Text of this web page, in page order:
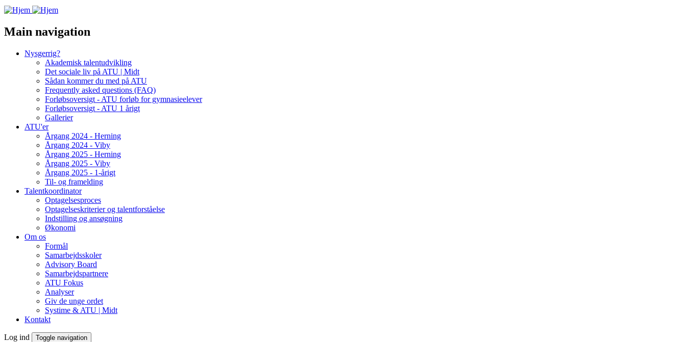
Main navigation
Nysgerrig?
Akademisk talentudvikling
Det sociale liv på ATU | Midt
Sådan kommer du med på ATU
Frequently asked questions (FAQ)
Forløbsoversigt - ATU forløb for gymnasieelever
Forløbsoversigt - ATU 1 årigt
Gallerier
ATU'er
Årgang 2024 - Herning
Årgang 2024 - Viby
Årgang 2025 - Herning
Årgang 2025 - Viby
Årgang 2025 - 1-årigt
Til- og framelding
Talentkoordinator
Optagelsesproces
Optagelseskriterier og talentforståelse
Indstilling og ansøgning
Økonomi
Om os
Formål
Samarbejdsskoler
Advisory Board
Samarbejdspartnere
ATU Fokus
Analyser
Giv de unge ordet
Systime & ATU | Midt
Kontakt
Log ind Toggle navigation